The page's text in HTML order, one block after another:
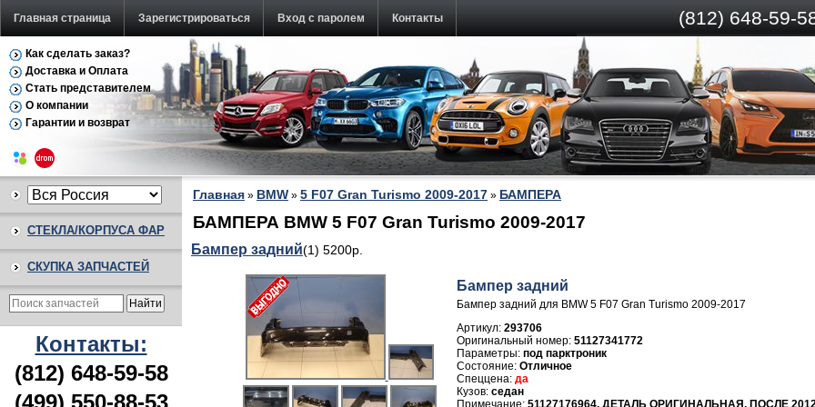
Главная страница Зарегистрироваться Вход с паролем Контакты (812) 648-59-
Как сделать заказ?
Доставка и Оплата
Стать представителем
О компании
Гарантии и возврат
СТЕКЛА/КОРПУСА ФАР
СКУПКА ЗАПЧАСТЕЙ
Контакты:
(812) 648-59-58
(499) 550-88-53
Главная » BMW » 5 F07 Gran Turismo 2009-2017 » БАМПЕРА
БАМПЕРА BMW 5 F07 Gran Turismo 2009-2017
Бампер задний(1) 5200р.
Бампер задний
Бампер задний для BMW 5 F07 Gran Turismo 2009-2017
Артикул:293706
51127341772
под парктроник
Отличное
да
седан
51127176964, ДЕТАЛЬ ОРИГИНАЛЬНАЯ, ПОСЛЕ